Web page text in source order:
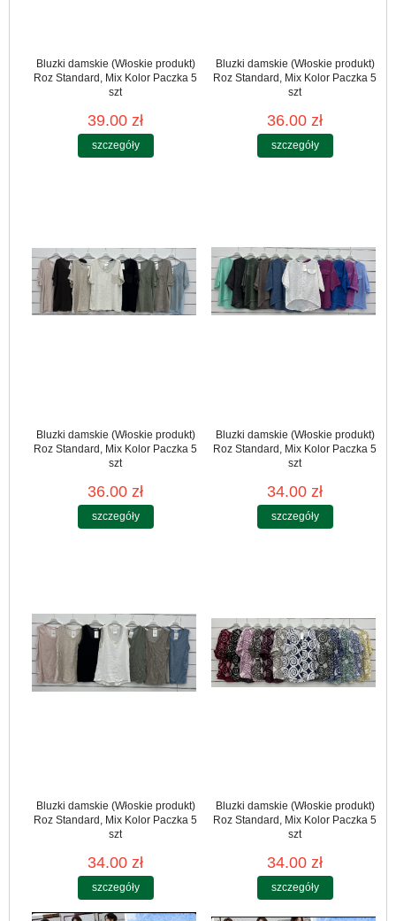
Bluzki damskie (Włoskie produkt)
Roz Standard, Mix Kolor Paczka 5
szt
39.00 zł
szczegóły
Bluzki damskie (Włoskie produkt)
Roz Standard, Mix Kolor Paczka 5
szt
36.00 zł
szczegóły
Bluzki damskie (Włoskie produkt)
Roz Standard, Mix Kolor Paczka 5
szt
36.00 zł
szczegóły
Bluzki damskie (Włoskie produkt)
Roz Standard, Mix Kolor Paczka 5
szt
34.00 zł
szczegóły
Bluzki damskie (Włoskie produkt)
Roz Standard, Mix Kolor Paczka 5
szt
34.00 zł
szczegóły
Bluzki damskie (Włoskie produkt)
Roz Standard, Mix Kolor Paczka 5
szt
34.00 zł
szczegóły